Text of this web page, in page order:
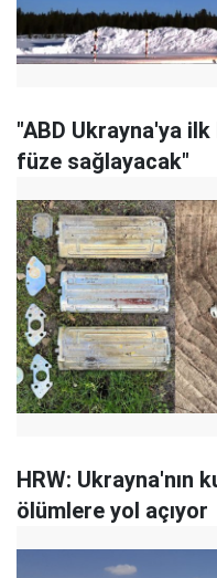
"ABD Ukrayna'ya
füze sağlayacak"
HRW: Ukrayna'nın
ölümlere yol açıyor